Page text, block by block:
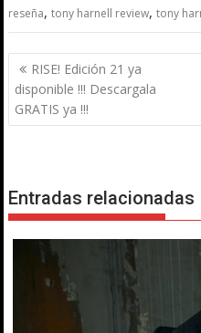
reseña,tony harnell review,tony
Navegación
de
entradas
RISE! Edición 21 ya
disponible !!! Descargala
GRATIS ya !!!
Entradas relacionadas